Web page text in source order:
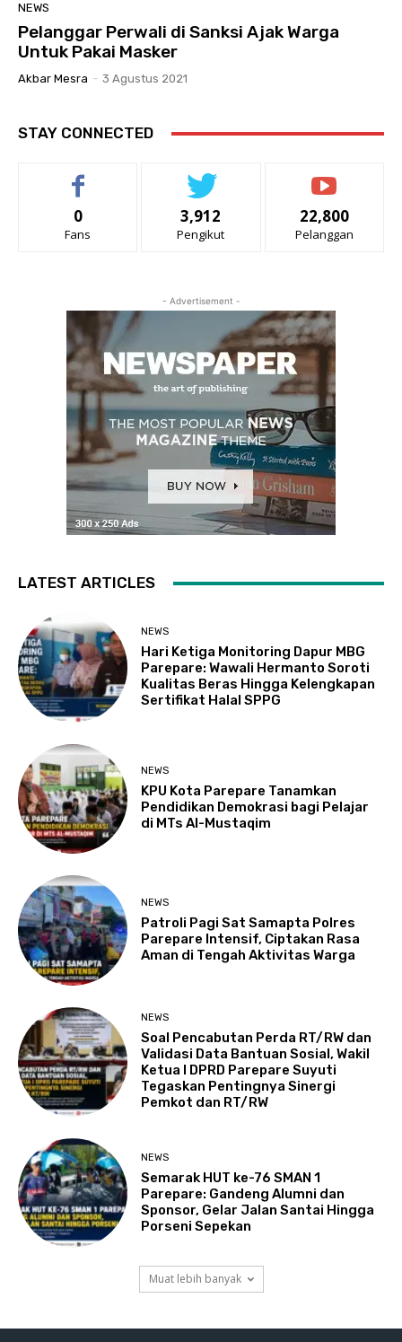
NEWS
Pelanggar Perwali di Sanksi Ajak Warga
Untuk Pakai Masker
Akbar Mesra - 3 Agustus 2021
STAY CONNECTED
0
Fans
3,912
Pengikut
22,800
Pelanggan
- Advertisement -
LATEST ARTICLES
NEWS
Hari Ketiga Monitoring Dapur MBG
Parepare: Wawali Hermanto Soroti
Kualitas Beras Hingga Kelengkapan
Sertifikat Halal SPPG
NEWS
KPU Kota Parepare Tanamkan
Pendidikan Demokrasi bagi Pelajar
di MTs Al-Mustaqim
NEWS
Patroli Pagi Sat Samapta Polres
Parepare Intensif, Ciptakan Rasa
Aman di Tengah Aktivitas Warga
NEWS
Soal Pencabutan Perda RT/RW dan
Validasi Data Bantuan Sosial, Wakil
Ketua I DPRD Parepare Suyuti
Tegaskan Pentingnya Sinergi
Pemkot dan RT/RW
NEWS
Semarak HUT ke-76 SMAN 1
Parepare: Gandeng Alumni dan
Sponsor, Gelar Jalan Santai Hingga
Porseni Sepekan
Muat lebih banyak